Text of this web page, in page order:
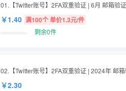
01.【Twitter账号】2FA双重验证 | 6月 邮箱验
￥1.40 满100个 单价1.3元/件
剩余0件
02.【Twitter账号】2FA双重验证 | 2024年 邮
￥2.30